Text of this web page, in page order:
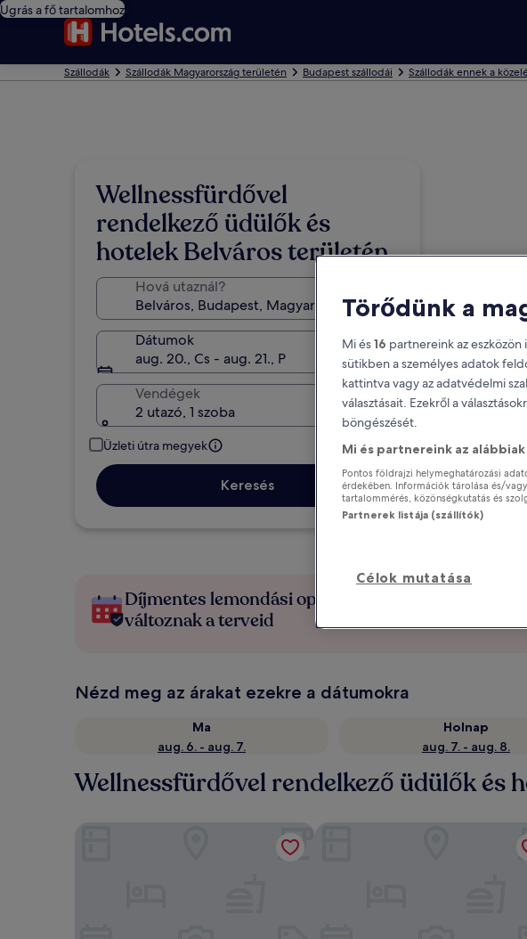
Ugrás a fő tartalomhoz
Szállodák Szállodák Magyarország területén Budapest szállodái Szállodák ennek a
Wellnessfürdővel
rendelkező üdülők és
hotelek Belváros területén
Hová utaznál?
Dátumok
aug. 20., Cs - aug. 21., P
Vendégek
2 utazó, 1 szoba
Üzleti útra megyek
Keresés
Díjmentes lemondási opciók, ha
változnak a terveid
Nézd meg az árakat ezekre a dátumokra
Ma
aug. 6. - aug. 7.
Holnap
aug. 7. - aug. 8.
Wellnessfürdővel rendelkező üdülők és
InterContinental Budapest by
Törődünk a
Mi és16 partnereink az
sütikben a személyes adatok
kattintva vagy az adatvédelmi
választásait. Ezekről a
böngészését.
Mi és partnereink az
Pontos földrajzi helymeghatározási
érdekében. Információk tárolása és/
tartalommérés, közönségkutatás és
Partnerek listája (szállítók)
Célok mutatása